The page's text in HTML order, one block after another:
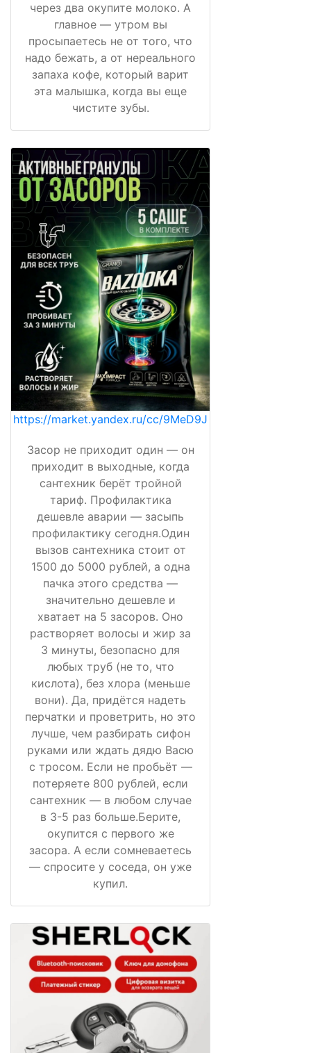
через два окупите молоко. А
главное — утром вы
просыпаетесь не от того, что
надо бежать, а от нереального
запаха кофе, который варит
эта малышка, когда вы еще
чистите зубы.
https://market.yandex.ru/cc/9MeD9J
Засор не приходит один — он
приходит в выходные, когда
сантехник берёт тройной
тариф. Профилактика
дешевле аварии — засыпь
профилактику сегодня.Один
вызов сантехника стоит от
1500 до 5000 рублей, а одна
пачка этого средства —
значительно дешевле и
хватает на 5 засоров. Оно
растворяет волосы и жир за
3 минуты, безопасно для
любых труб (не то, что
кислота), без хлора (меньше
вони). Да, придётся надеть
перчатки и проветрить, но это
лучше, чем разбирать сифон
руками или ждать дядю Васю
с тросом. Если не пробьёт —
потеряете 800 рублей, если
сантехник — в любом случае
в 3-5 раз больше.Берите,
окупится с первого же
засора. А если сомневаетесь
— спросите у соседа, он уже
купил.